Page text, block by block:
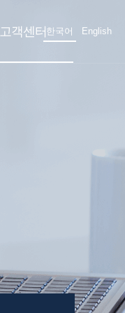
고객센터 한국어 English